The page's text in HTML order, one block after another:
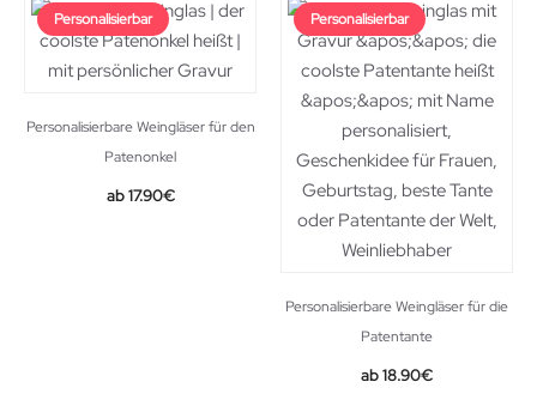
Personalisierbar
Personalisierbare Weingläser für den
Patenonkel
17.90€
Personalisierbar
Personalisierbare Weingläser für die
Patentante
18.90€